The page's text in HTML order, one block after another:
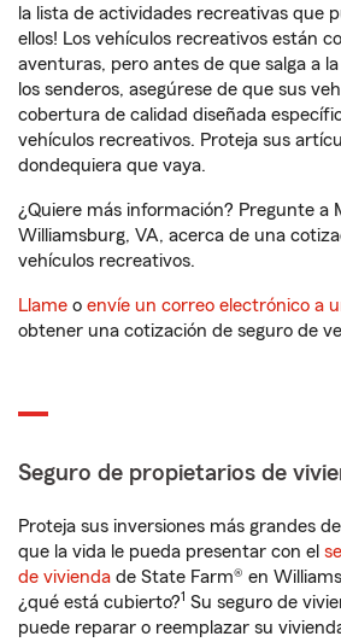
la lista de actividades recreativas que
ellos! Los vehículos recreativos están
aventuras, pero antes de que salga a
los senderos, asegúrese de que sus
cobertura de calidad diseñada
vehículos recreativos. Proteja sus
dondequiera que vaya.
¿Quiere más información? Pregunte a
Williamsburg, VA, acerca de una
vehículos recreativos.
Llame o envíe un correo electrónico a
obtener una cotización de seguro de
Seguro de propietarios de
Proteja sus inversiones más grandes
que la vida le pueda presentar con el
de vivienda de State Farm® en
¿qué está cubierto?1 Su seguro de
puede reparar o reemplazar su